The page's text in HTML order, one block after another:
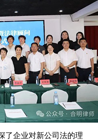
了企业对新公司法的理